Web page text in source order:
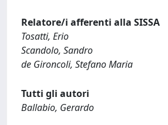
Relatore/i afferenti alla SISSA
Tosatti, Erio
Scandolo, Sandro
de Gironcoli, Stefano Maria
Tutti gli autori
Ballabio, Gerardo